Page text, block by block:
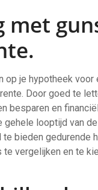
met
op je hypotheek
Door goed te
besparen en
looptijd van
bieden gedurende
vergelijken en te